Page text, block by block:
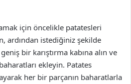
için öncelikle patatesleri
ardından istediğiniz şekilde
bir karıştırma kabına alın ve
ekleyin. Patates
her bir parçanın baharatlarla